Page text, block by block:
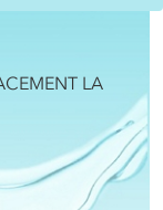
LA